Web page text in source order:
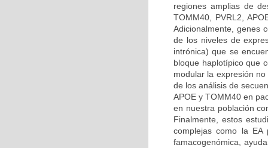
regiones amplias de
TOMM40, PVRL2,
Adicionalmente, genes
de los niveles de
intrónica) que se
bloque haplotípico que
modular la expresión
de los análisis de
APOE y TOMM40 en
en nuestra población
Finalmente, estos
complejas como la
famacogenómica,